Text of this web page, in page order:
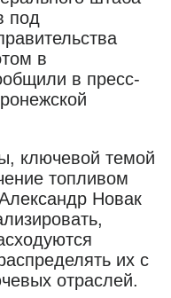
под
в
в пресс-
ключевой темой
топливом
Новак
их с
отраслей.